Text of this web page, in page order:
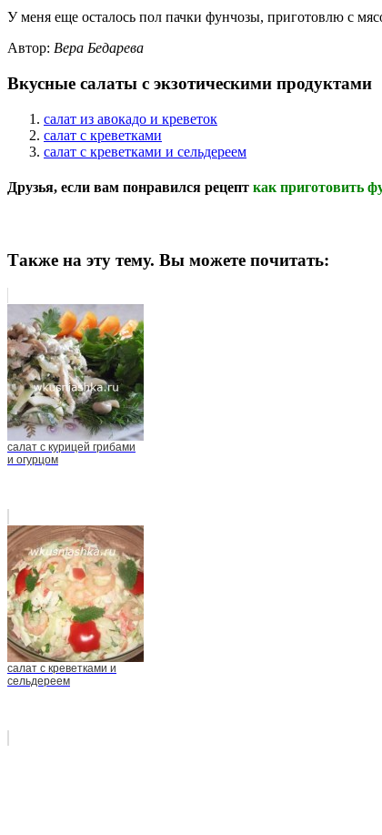
У меня еще осталось пол пачки фунчозы, приготовлю с
Автор: Вера Бедарева
Вкусные салаты с экзотическими продуктами
салат из авокадо и креветок
салат с креветками
салат с креветками и сельдереем
Друзья, если вам понравился рецепт как приготовить
Также на эту тему. Вы можете почитать:
салат с курицей грибами
и огурцом
салат с креветками и
сельдереем